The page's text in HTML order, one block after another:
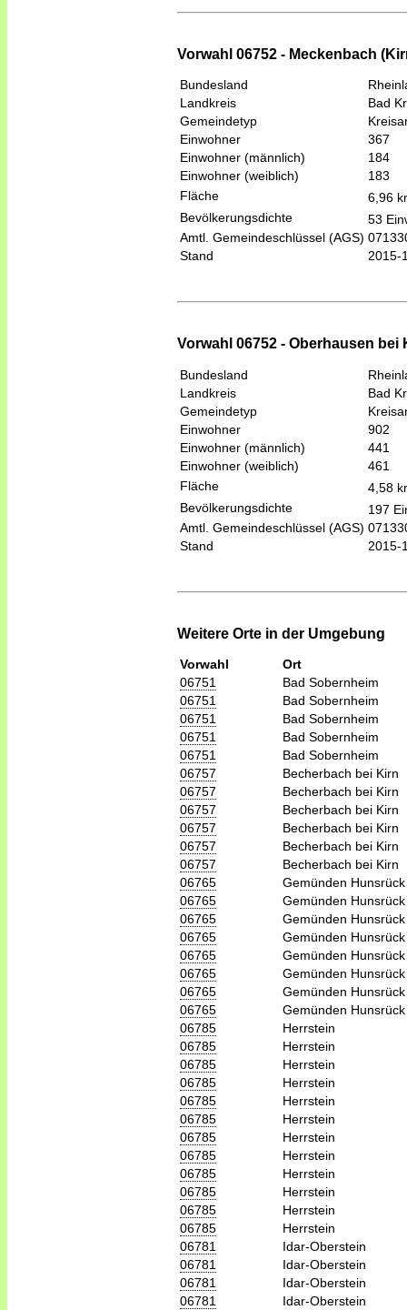
Vorwahl 06752 - Meckenbach
Bundesland
Landkreis
Bad
Gemeindetyp
Einwohner
367
Einwohner (männlich)
184
Einwohner (weiblich)
183
Fläche
6,96
Bevölkerungsdichte
53
Amtl. Gemeindeschlüssel (AGS)
Stand
2015-
Vorwahl 06752 - Oberhausen bei
Bundesland
Landkreis
Bad
Gemeindetyp
Einwohner
902
Einwohner (männlich)
441
Einwohner (weiblich)
461
Fläche
4,58
Bevölkerungsdichte
197
Amtl. Gemeindeschlüssel (AGS)
Stand
2015-
Weitere Orte in der Umgebung
Vorwahl
Ort
06751
Bad Sobernheim
06751
Bad Sobernheim
06751
Bad Sobernheim
06751
Bad Sobernheim
06751
Bad Sobernheim
06757
Becherbach bei Kirn
06757
Becherbach bei Kirn
06757
Becherbach bei Kirn
06757
Becherbach bei Kirn
06757
Becherbach bei Kirn
06757
Becherbach bei Kirn
06765
Gemünden Hunsrück
06765
Gemünden Hunsrück
06765
Gemünden Hunsrück
06765
Gemünden Hunsrück
06765
Gemünden Hunsrück
06765
Gemünden Hunsrück
06765
Gemünden Hunsrück
06765
Gemünden Hunsrück
06785
Herrstein
06785
Herrstein
06785
Herrstein
06785
Herrstein
06785
Herrstein
06785
Herrstein
06785
Herrstein
06785
Herrstein
06785
Herrstein
06785
Herrstein
06785
Herrstein
06785
Herrstein
06781
Idar-Oberstein
06781
Idar-Oberstein
06781
Idar-Oberstein
06781
Idar-Oberstein